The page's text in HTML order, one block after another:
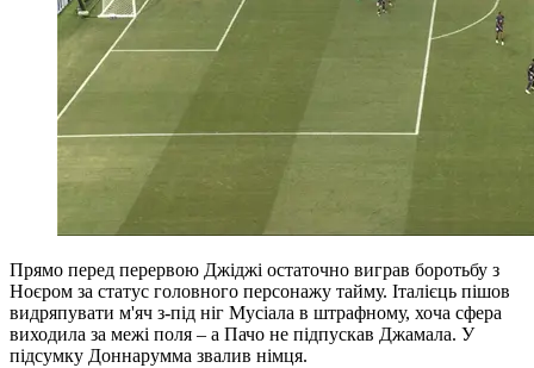
Прямо перед перервою Джіджі остаточно виграв боротьбу з
Ноєром за статус головного персонажу тайму. Італієць пішов
видряпувати м'яч з-під ніг Мусіала в штрафному, хоча сфера
виходила за межі поля – а Пачо не підпускав Джамала. У
підсумку Доннарумма звалив німця.